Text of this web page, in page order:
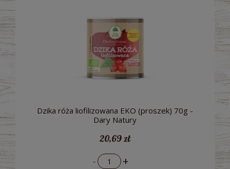
Dzika róża liofilizowana EKO (proszek) 70g -
Dary Natury
20,69 zł
- +